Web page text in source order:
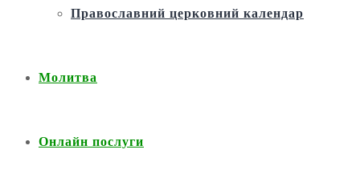
Православний церковний календар
Молитва
Онлайн послуги